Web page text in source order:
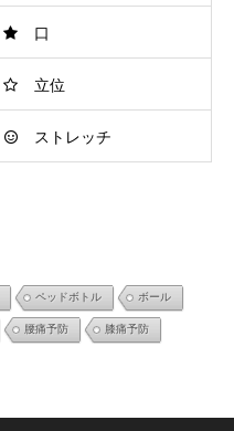
口
立位
ストレッチ
ペッドボトル ボール
腰痛予防 膝痛予防